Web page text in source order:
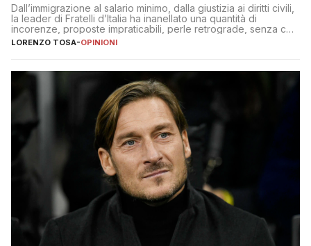
Dall’immigrazione al salario minimo, dalla giustizia ai diritti civili,
la leader di Fratelli d’Italia ha inanellato una quantità di
incorenze, proposte impraticabili, perle retrograde, senza che
nessuno – a destra come a sinistra – glielo abbia fatto notare
LORENZO TOSA-OPINIONI